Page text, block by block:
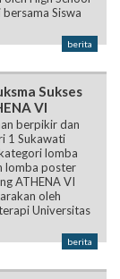
Siswa
berita
Sukses
VI
berpikir dan
1 Sukawati
lomba
lomba poster
ATHENA VI
oleh
Universitas
berita